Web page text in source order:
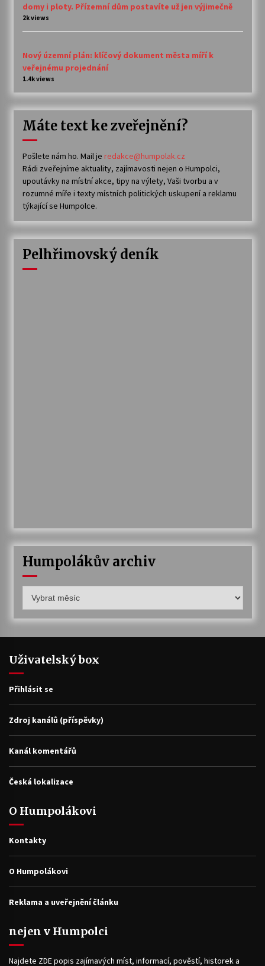
domy i ploty. Přízemní dům postavíte už jen výjimečně
2k views
Nový územní plán: klíčový dokument města míří k
veřejnému projednání
1.4k views
Máte text ke zveřejnění?
Pošlete nám ho. Mail je redakce@humpolak.cz
Rádi zveřejníme aktuality, zajímavosti nejen o Humpolci,
upoutávky na místní akce, tipy na výlety, Vaši tvorbu a v
rozumné míře i texty místních politických uskupení a reklamu
týkající se Humpolce.
Pelhřimovský deník
Humpolákův archiv
archiv
Uživatelský box
Přihlásit se
Zdroj kanálů (příspěvky)
Kanál komentářů
Česká lokalizace
O Humpolákovi
Kontakty
O Humpolákovi
Reklama a uveřejnění článku
nejen v Humpolci
Najdete ZDE popis zajímavých míst, informací, pověstí, historek a